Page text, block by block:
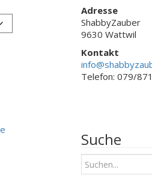
Adresse
ShabbyZauber
9630 Wattwil
Kontakt
Telefon: 079/
Suche
S
u